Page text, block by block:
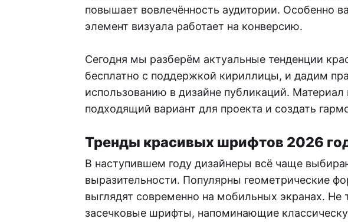
повышает вовлечённость аудитории. Особенно
элемент визуала работает на конверсию.
Сегодня мы разберём актуальные тенденции
бесплатно с поддержкой кириллицы, и дадим
использованию в дизайне публикаций.
подходящий вариант для проекта и создать
Тренды красивых шрифтов 2026
В наступившем году дизайнеры всё чаще
выразительности. Популярны геометрические
выглядят современно на мобильных экранах. Не
засечковые шрифты, напоминающие